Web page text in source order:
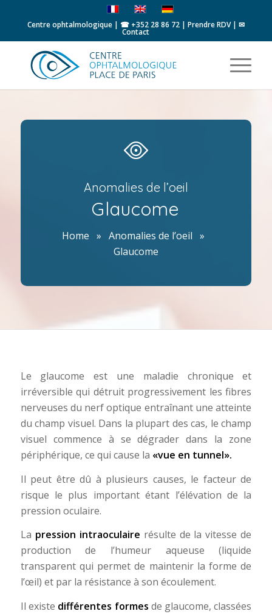
Centre ophtalmologique | ☎ +352 28 86 72| Prendre RDV| ✉
Contact
Anomalies de l’oeil
Glaucome
Home »Anomalies de l’oeil »
Glaucome
Le glaucome est une maladie chronique et
irréversible qui détruit progressivement les fibres
nerveuses du nerf optique entraînant une atteinte
du champ visuel. Dans la plupart des cas, le champ
visuel commence à se dégrader dans la zone
périphérique, ce qui cause la «vue en tunnel».
Il peut être dû à plusieurs causes, le facteur de
risque le plus important étant l’élévation de la
pression oculaire.
La pression intraoculaire résulte de la vitesse de
production de l’humeur aqueuse (liquide
transparent qui permet de maintenir la forme de
l’œil) et par la résistance à son écoulement.
Il existe différentes formes de glaucome, classées